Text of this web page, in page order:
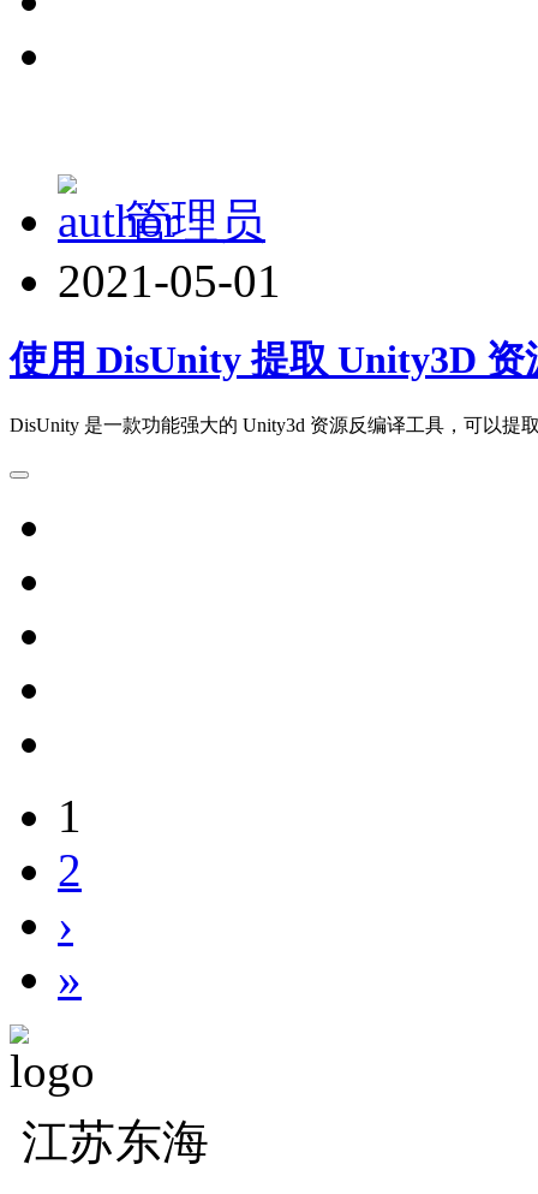
管理员
2021-05-01
使用 DisUnity 提取 Unity3D 资
DisUnity 是一款功能强大的 Unity3d 资源反编译工具，可以提
1
2
›
»
江苏东海